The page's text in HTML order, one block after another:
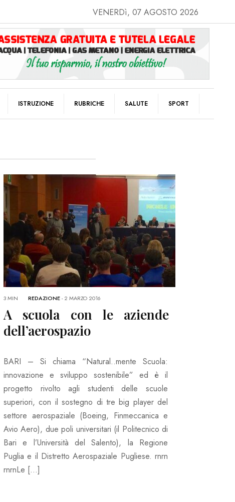
VENERDì, 07 AGOSTO 2026
ISTRUZIONE RUBRICHE SALUTE SPORT
REDAZIONE-2 MARZO 2016
3 MIN
A scuola con le aziende
dell’aerospazio
BARI – Si chiama “Natural..mente Scuola:
innovazione e sviluppo sostenibile” ed è il
progetto rivolto agli studenti delle scuole
superiori, con il sostegno di tre big player del
settore aerospaziale (Boeing, Finmeccanica e
Avio Aero), due poli universitari (il Politecnico di
Bari e l’Università del Salento), la Regione
Puglia e il Distretto Aerospaziale Pugliese. rnrn
rnrnLe […]